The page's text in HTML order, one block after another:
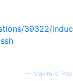
39322/
— Maxim V.